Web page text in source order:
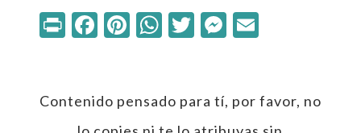
PrintFacebook
Pinterest
WhatsApp
Twitter
Messenger
Email
Contenido pensado para tí, por favor, no